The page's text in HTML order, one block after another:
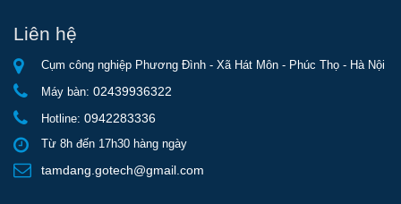
Liên hệ
Cụm công nghiệp Phương Đình - Xã Hát Môn - Phúc Thọ - Hà Nội
Máy bàn: 02439936322
Hotline: 0942283336
Từ 8h đến 17h30 hàng ngày
tamdang.gotech@gmail.com